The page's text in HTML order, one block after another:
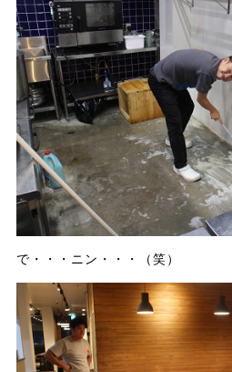
で・・・ニン・・・（笑）